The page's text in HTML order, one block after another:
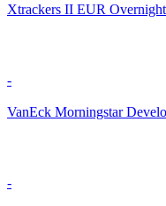
Xtrackers II EUR
-
VanEck Morningstar
-